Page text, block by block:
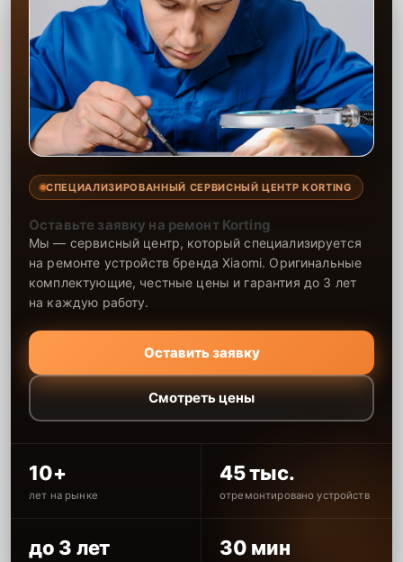
СПЕЦИАЛИЗИРОВАННЫЙ СЕРВИСНЫЙ ЦЕНТР KORTING
Оставьте заявку на ремонт Korting
Мы — сервисный центр, который специализируется
на ремонте устройств бренда Xiaomi. Оригинальные
комплектующие, честные цены и гарантия до 3 лет
на каждую работу.
Оставить заявку
Смотреть цены
10+
лет на рынке
45 тыс.
отремонтировано устройств
до 3 лет 30 мин